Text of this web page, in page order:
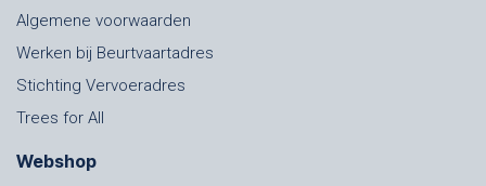
Algemene voorwaarden
Werken bij Beurtvaartadres
Stichting Vervoeradres
Trees for All
Webshop